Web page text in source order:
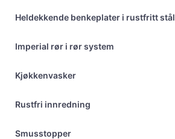
Heldekkende benkeplater i rustfritt stål
Imperial rør i rør system
Kjøkkenvasker
Rustfri innredning
Smusstopper